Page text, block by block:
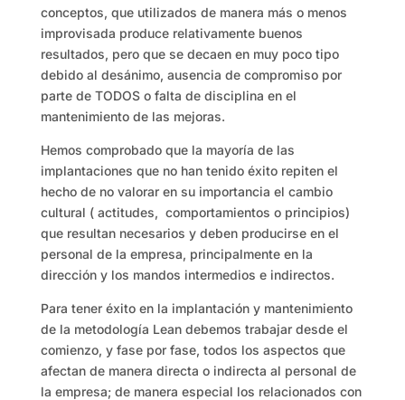
conceptos, que utilizados de manera más o menos
improvisada produce relativamente buenos
resultados, pero que se decaen en muy poco tipo
debido al desánimo, ausencia de compromiso por
parte de TODOS o falta de disciplina en el
mantenimiento de las mejoras.
Hemos comprobado que la mayoría de las
implantaciones que no han tenido éxito repiten el
hecho de no valorar en su importancia el cambio
cultural ( actitudes, comportamientos o principios)
que resultan necesarios y deben producirse en el
personal de la empresa, principalmente en la
dirección y los mandos intermedios e indirectos.
Para tener éxito en la implantación y mantenimiento
de la metodología Lean debemos trabajar desde el
comienzo, y fase por fase, todos los aspectos que
afectan de manera directa o indirecta al personal de
la empresa; de manera especial los relacionados con